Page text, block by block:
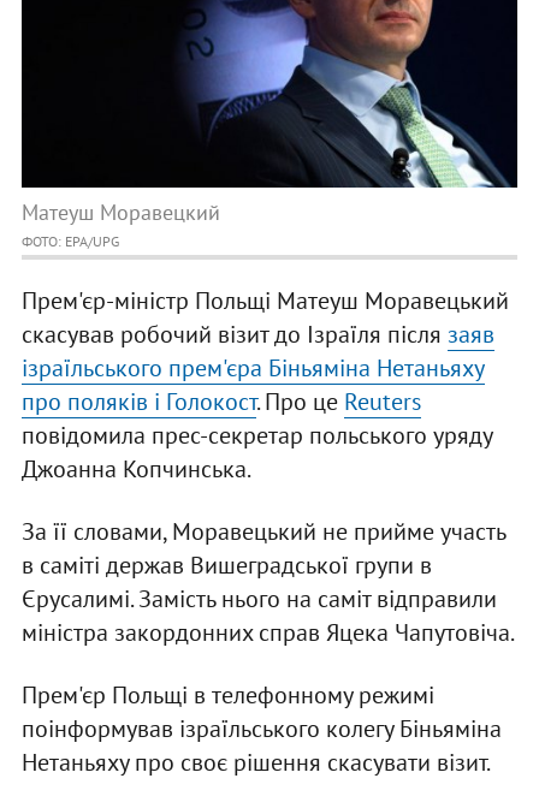
Матеуш Моравецкий
ФОТО: EPA/UPG
Прем'єр-міністр Польщі Матеуш Моравецький
скасував робочий візит до Ізраїля після заяв
ізраїльського прем'єра Біньяміна Нетаньяху
про поляків і Голокост. Про це Reuters
повідомила прес-секретар польського уряду
Джоанна Копчинська.
За її словами, Моравецький не прийме участь
в саміті держав Вишеградської групи в
Єрусалимі. Замість нього на саміт відправили
міністра закордонних справ Яцека Чапутовіча.
Прем'єр Польщі в телефонному режимі
поінформував ізраїльського колегу Біньяміна
Нетаньяху про своє рішення скасувати візит.